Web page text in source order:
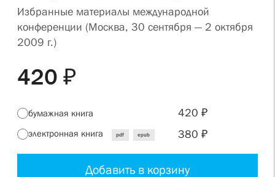
Избранные материалы международной
конференции (Москва, 30 сентября — 2 октября
2009 г.)
420 ₽
бумажная книга 420 ₽
электронная книга pdf epub 380 ₽
Добавить в корзину